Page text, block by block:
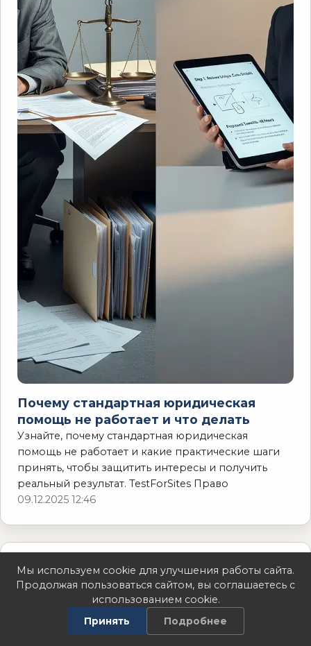
Почему стандартная юридическая
помощь не работает и что делать
Узнайте, почему стандартная юридическая
помощь не работает и какие практические шаги
принять, чтобы защитить интересы и получить
реальный результат. TestForSites Право
09.12.2025 12:46
Мы используем cookie для улучшения работы сайта.
Продолжая пользоваться сайтом, вы соглашаетесь с
использованием cookie.
Принять Подробнее